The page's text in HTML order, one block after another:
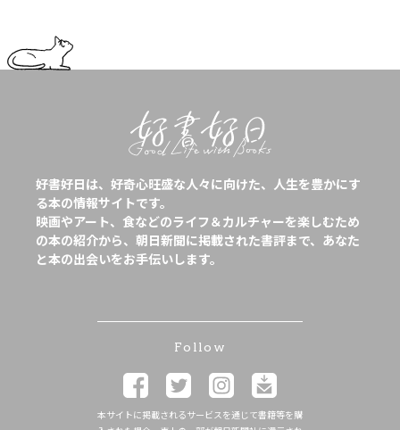
好書好日は、好奇心旺盛な人々に向けた、人生を豊かにす
る本の情報サイトです。
映画やアート、食などのライフ＆カルチャーを楽しむため
の本の紹介から、朝日新聞に掲載された書評まで、あなた
と本の出会いをお手伝いします。
Follow
本サイトに掲載されるサービスを通じて書籍等を購